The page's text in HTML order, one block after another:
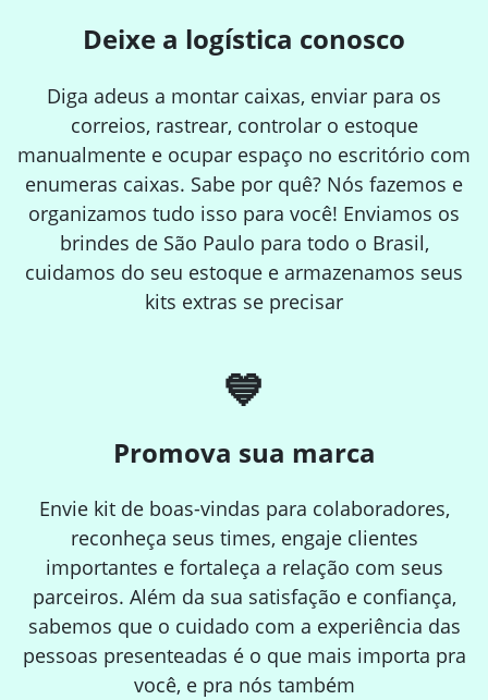
Deixe a logística conosco
Diga adeus a montar caixas, enviar para os
correios, rastrear, controlar o estoque
manualmente e ocupar espaço no escritório com
enumeras caixas. Sabe por quê? Nós fazemos e
organizamos tudo isso para você! Enviamos os
brindes de São Paulo para todo o Brasil,
cuidamos do seu estoque e armazenamos seus
kits extras se precisar
💙
Promova sua marca
Envie kit de boas-vindas para colaboradores,
reconheça seus times, engaje clientes
importantes e fortaleça a relação com seus
parceiros. Além da sua satisfação e confiança,
sabemos que o cuidado com a experiência das
pessoas presenteadas é o que mais importa pra
você, e pra nós também